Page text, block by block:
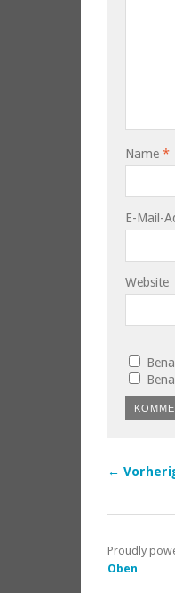
Name *
E-Mail-
Website
←
Proudly
Oben